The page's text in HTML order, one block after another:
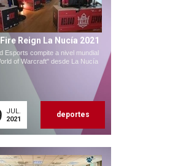
Reign La Nucía 2021
Esports compite a nivel mundial
of Warcraft" desde La Nucía
JUL.
2021
deportes